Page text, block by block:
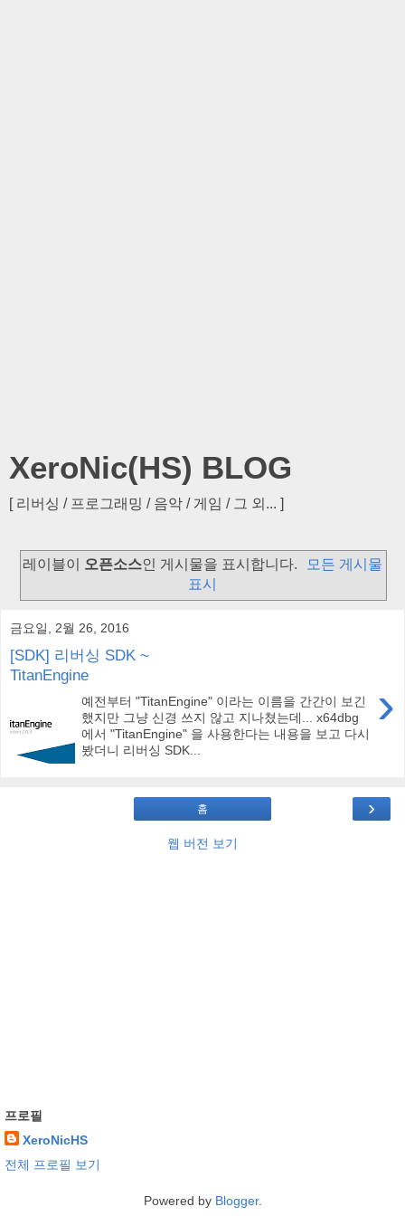
XeroNic(HS) BLOG
[ 리버싱 / 프로그래밍 / 음악 / 게임 / 그 외... ]
레이블이 오픈소스인 게시물을 표시합니다.
모든 게시물
표시
금요일, 2월 26, 2016
[SDK] 리버싱 SDK ~
TitanEngine
›
예전부터 "TitanEngine" 이라는 이름을 간간이 보긴
했지만 그냥 신경 쓰지 않고 지나쳤는데... x64dbg
에서 "TitanEngine" 을 사용한다는 내용을 보고 다시
봤더니 리버싱 SDK...
›
홈
웹 버전 보기
프로필
XeroNicHS
전체 프로필 보기
Powered by Blogger.